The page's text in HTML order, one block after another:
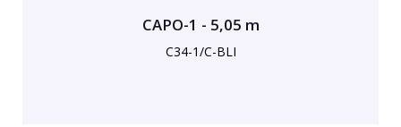
CAPO-1 - 5,05 m
C34-1/C-BLI